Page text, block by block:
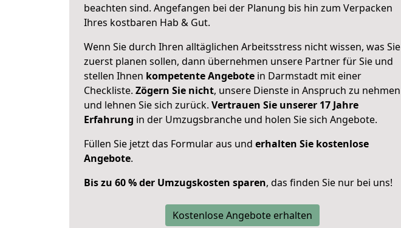
beachten sind. Angefangen bei der Planung bis hin zum Verpacken
Ihres kostbaren Hab & Gut.
Wenn Sie durch Ihren alltäglichen Arbeitsstress nicht wissen, was Sie
zuerst planen sollen, dann übernehmen unsere Partner für Sie und
stellen Ihnen kompetente Angebote in Darmstadt mit einer
Checkliste. Zögern Sie nicht, unsere Dienste in Anspruch zu nehmen
und lehnen Sie sich zurück. Vertrauen Sie unserer 17 Jahre
Erfahrung in der Umzugsbranche und holen Sie sich Angebote.
Füllen Sie jetzt das Formular aus und erhalten Sie kostenlose
Angebote.
Bis zu 60 % der Umzugskosten sparen, das finden Sie nur bei uns!
Kostenlose Angebote erhalten